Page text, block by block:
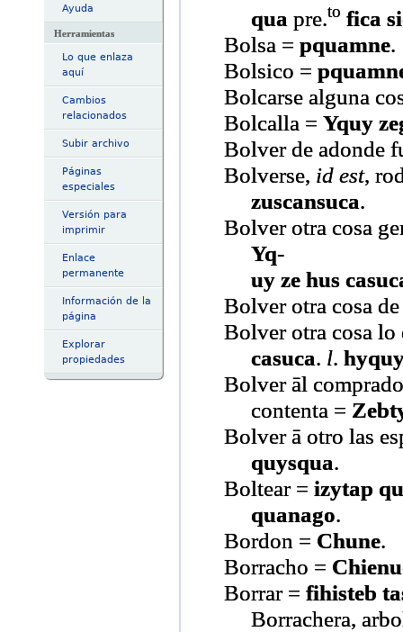
Ayuda
Herramientas
Lo que enlaza
aquí
Cambios
relacionados
Subir archivo
Páginas
especiales
Versión para
imprimir
Enlace
permanente
Información de la
página
Explorar
propiedades
qua pre.to fica
Bolsa = pquamne.
Bolsico =
Bolcarse alguna
Bolcalla = Yquy
Bolver de adonde
Bolverse, id est,
zuscansuca.
Bolver otra cosa
Yq-
uy ze hus
Bolver otra cosa
Bolver otra cosa
casuca. l.
Bolver āl
contenta =
Bolver ā otro las
quysqua.
Boltear = izytap
quanago.
Bordon = Chune.
Borracho =
Borrar = fihisteb
Borrachera,